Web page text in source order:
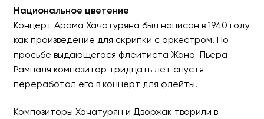
Национальное цветение
Концерт Арама Хачатуряна был написан в 1940 году
как произведение для скрипки с оркестром. По
просьбе выдающегося флейтиста Жана-Пьера
Рампаля композитор тридцать лет спустя
переработал его в концерт для флейты.
Композиторы Хачатурян и Дворжак творили в